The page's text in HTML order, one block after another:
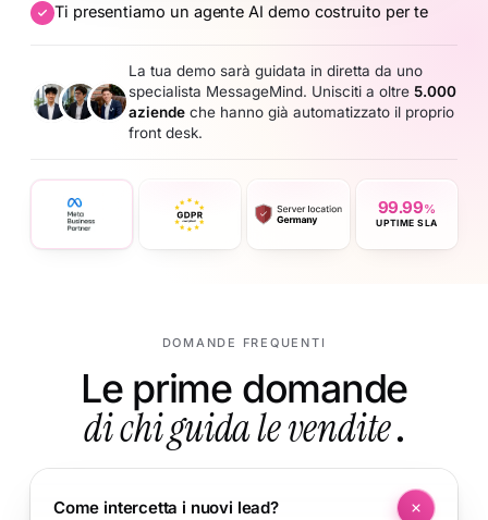
Ti presentiamo un agente AI demo costruito per te
La tua demo sarà guidata in diretta da uno
specialista MessageMind. Unisciti a oltre 5.000
aziende che hanno già automatizzato il proprio
front desk.
99.99%
UPTIME SLA
DOMANDE FREQUENTI
Le prime domande
di chi guida le vendite.
Come intercetta i nuovi lead?